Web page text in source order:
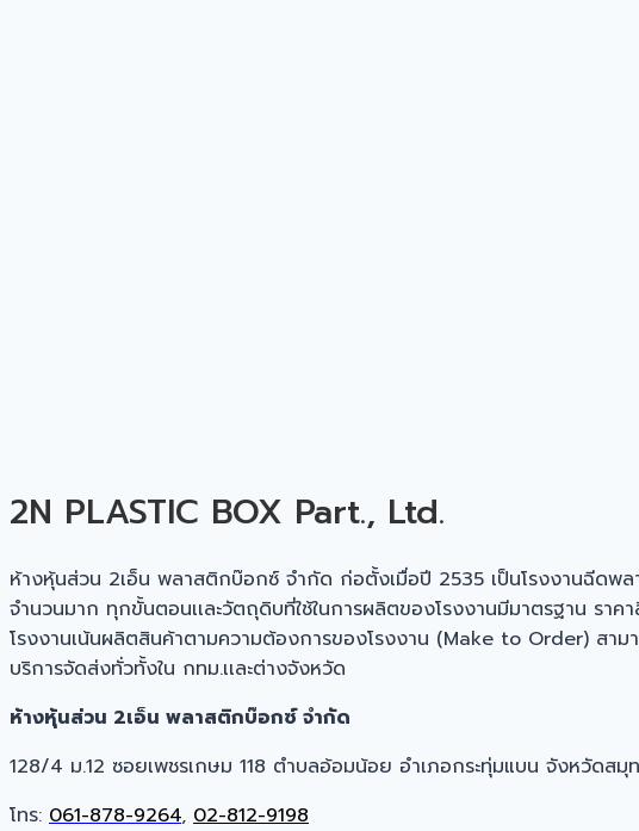
2N PLASTIC BOX Part., Ltd.
ห้างหุ้นส่วน 2เอ็น พลาสติกบ๊อกซ์ จำกัด ก่อตั้งเมื่อปี 2535 เป็นโรงงานฉีดพ
จำนวนมาก ทุกขั้นตอนเเละวัตถุดิบที่ใช้ในการผลิตของโรงงานมีมาตรฐาน รา
โรงงานเน้นผลิตสินค้าตามความต้องการของโรงงาน (Make to Order) สาม
บริการจัดส่งทั่วทั้งใน กทม.เเละต่างจังหวัด
ห้างหุ้นส่วน 2เอ็น พลาสติกบ๊อกซ์ จำกัด
128/4 ม.12 ซอยเพชรเกษม 118 ตำบลอ้อมน้อย อำเภอกระทุ่มแบน จังหวัดสมุ
โทร: 061-878-9264, 02-812-9198